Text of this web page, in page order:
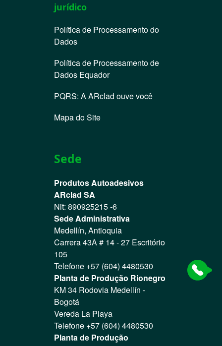
jurídico
Política de Processamento do
Dados
Política de Processamento de
Dados Equador
PQRS: A ARclad ouve você
Mapa do Site
Sede
Produtos Autoadesivos
ARclad SA
Nit: 890925215 -6
Sede Administrativa
Medellín, Antioquia
Carrera 43A # 14 - 27 Escritório
105
Telefone +57 (604) 4480530
Planta de Produção Rionegro
KM 34 Rodovia Medellín -
Bogotá
Vereda La Playa
Telefone +57 (604) 4480530
Planta de Produção